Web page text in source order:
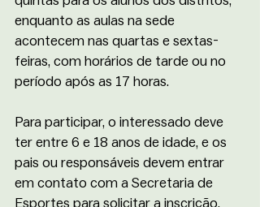
enquanto as aulas na sede
acontecem nas quartas e sextas-
feiras, com horários de tarde ou no
período após as 17 horas.
Para participar, o interessado deve
ter entre 6 e 18 anos de idade, e os
pais ou responsáveis devem entrar
em contato com a Secretaria de
Esportes para solicitar a inscrição,